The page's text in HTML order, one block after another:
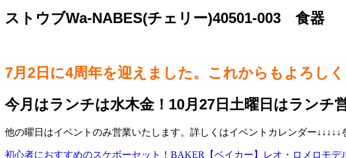
ストウブWa-NABES(チェリー)40501-003 食器
7月2日に4周年を迎えました。これからもよろしく
今月はランチは水木金！10月27日土曜日はラン
他の曜日はイベントのみ営業いたします。詳しくはイベントカレンダー
初心者におすすめのスケボーセット！BAKER【ベイカー】レオ・ロメロモ